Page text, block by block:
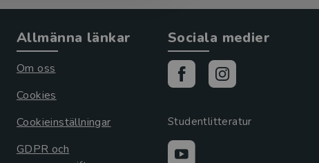
Allmänna länkar
Om oss
Cookies
Cookieinställningar
GDPR och
Sociala medier
Studentlitteratur